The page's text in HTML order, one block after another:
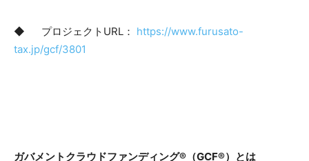
◆ プロジェクトURL： https://www.furusato-
tax.jp/gcf/3801
ガバメントクラウドファンディング®（GCF®）とは